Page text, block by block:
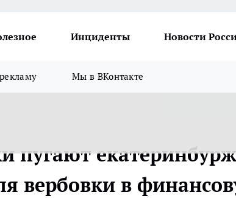
Инциденты Новости
Мы в ВКонтакте
пугают
вербовки в